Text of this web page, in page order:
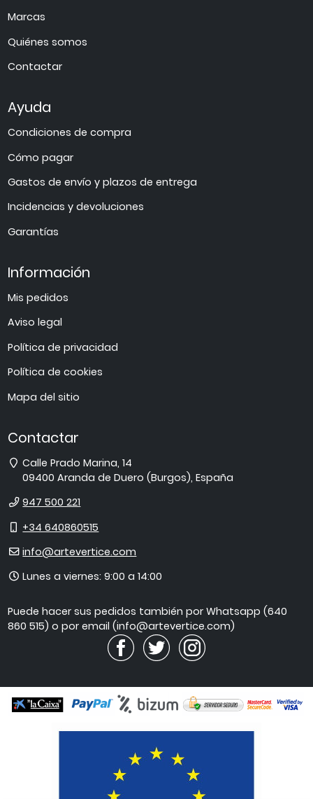
Marcas
Quiénes somos
Contactar
Ayuda
Condiciones de compra
Cómo pagar
Gastos de envío y plazos de entrega
Incidencias y devoluciones
Garantías
Información
Mis pedidos
Aviso legal
Política de privacidad
Política de cookies
Mapa del sitio
Contactar
Dirección
Calle Prado Marina, 14
09400 Aranda de Duero (Burgos),España
Teléfono
947 500 221
Móvil
+34 640860515
E-
info@artevertice.com
Horario
atención
Lunes a viernes: 9:00 a 14:00
Puede hacer sus pedidos también por Whatsapp (640
860 515) o por email (info@artevertice.com)